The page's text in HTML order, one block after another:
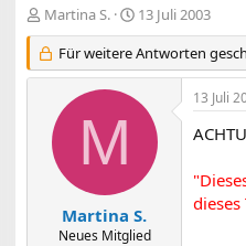
E
r
s
t
Martina S.
E
r
s
t
13 Juli 2003
Für weitere Antworten
M
Martina S.
Neues Mitglied
13 Juli